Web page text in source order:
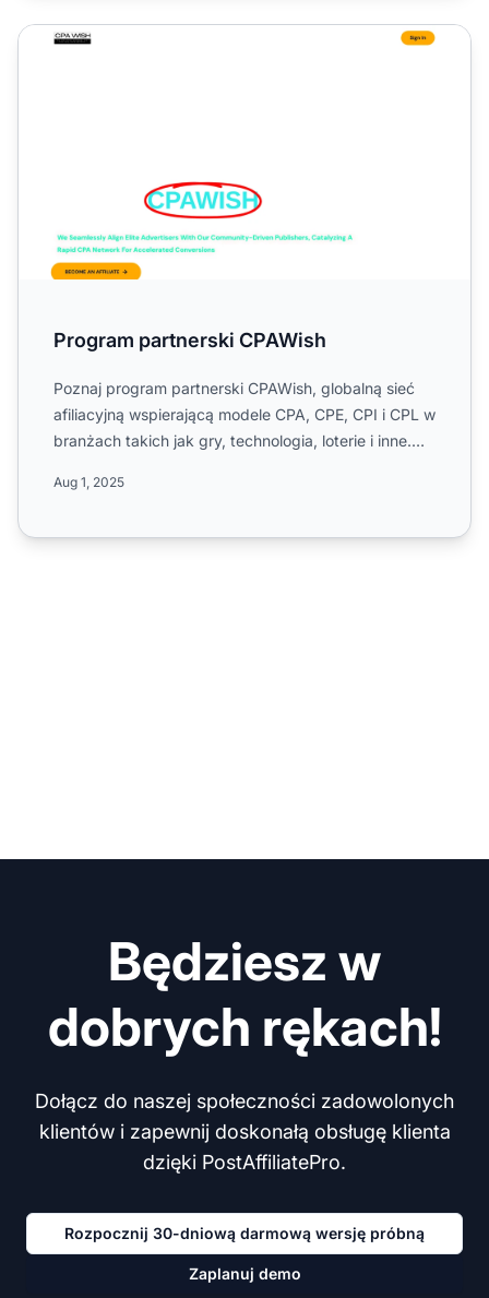
Program partnerski CPAWish
Program partnerski CPAWish
Poznaj program partnerski CPAWish, globalną sieć
afiliacyjną wspierającą modele CPA, CPE, CPI i CPL w
branżach takich jak gry, technologia, loterie i inne.
Aug 1, 2025
Będziesz w
dobrych rękach!
Dołącz do naszej społeczności zadowolonych
klientów i zapewnij doskonałą obsługę klienta
dzięki PostAffiliatePro.
Rozpocznij 30-dniową darmową wersję próbną
Zaplanuj demo